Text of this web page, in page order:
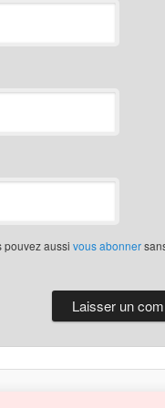
pouvez aussi vous abonner